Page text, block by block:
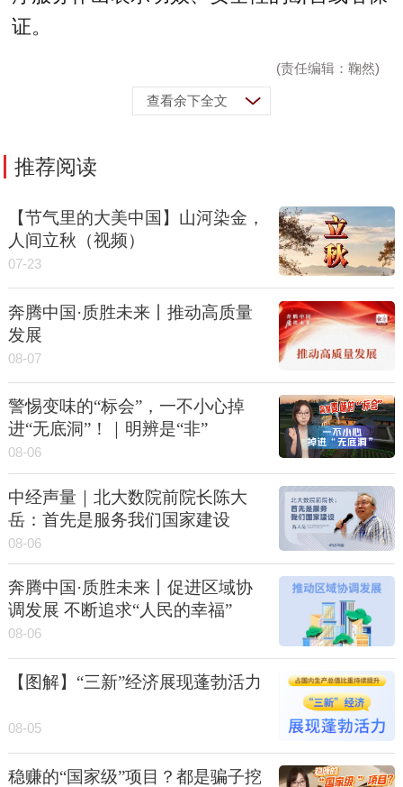
证。
(责任编辑：鞠然)
查看余下全文
推荐阅读
【节气里的大美中国】山河染金，
人间立秋（视频）
07-23
奔腾中国·质胜未来丨推动高质量
发展
08-07
警惕变味的“标会”，一不小心掉
进“无底洞”！｜明辨是“非”
08-06
中经声量｜北大数院前院长陈大
岳：首先是服务我们国家建设
08-06
奔腾中国·质胜未来丨促进区域协
调发展 不断追求“人民的幸福”
08-06
【图解】“三新”经济展现蓬勃活力
08-05
稳赚的“国家级”项目？都是骗子挖